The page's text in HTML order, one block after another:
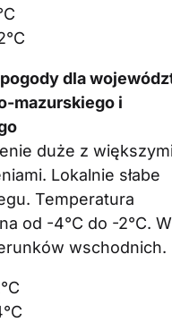
1°C
dla
mazurskiego i
duże z
Lokalnie słabe
Temperatura
od -4°C do -2°C.
wschodnich.
-2°C
-4°C